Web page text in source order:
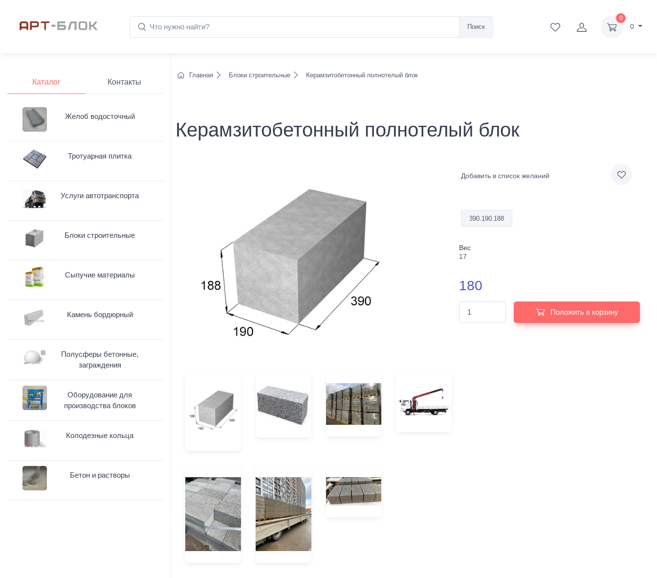
Поиск
0
0
Главная Блоки строительные Керамзитобетонный полнотелый блок
Керамзитобетонный полнотелый блок
Добавить в список желаний
390.190.188
Вес
17
180
Положить в корзину
Каталог Контакты
Желоб водосточный
Тротуарная плитка
Услуги автотранспорта
Блоки строительные
Сыпучие материалы
Камень бордюрный
Полусферы бетонные,
заграждения
Оборудование для
производства блоков
Колодезные кольца
Бетон и растворы